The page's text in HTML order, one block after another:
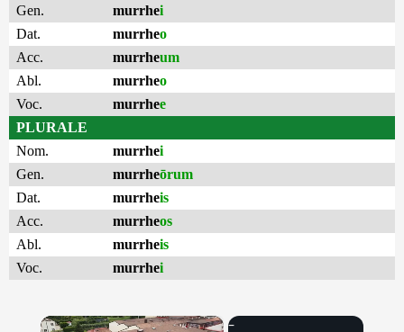
Gen.
murrhei
Dat.
murrheo
Acc.
murrheum
Abl.
murrheo
Voc.
murrhee
PLURALE
Nom.
murrhei
Gen.
murrheōrum
Dat.
murrheis
Acc.
murrheos
Abl.
murrheis
Voc.
murrhei
×